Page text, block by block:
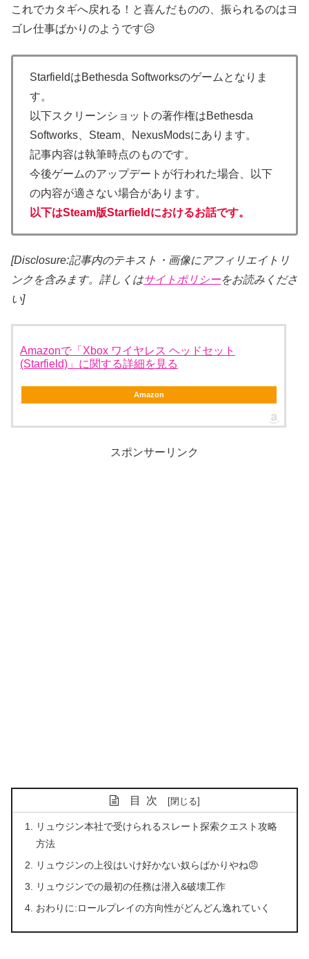
これでカタギへ戻れる！と喜んだものの、振られるのはヨ
ゴレ仕事ばかりのようです😥
StarfieldはBethesda Softworksのゲームとなりま
す。
以下スクリーンショットの著作権はBethesda
Softworks、Steam、NexusModsにあります。
記事内容は執筆時点のものです。
今後ゲームのアップデートが行われた場合、以下
の内容が適さない場合があります。
以下はSteam版Starfieldにおけるお話です。
[Disclosure:記事内のテキスト・画像にアフィリエイトリ
ンクを含みます。詳しくはサイトポリシーをお読みくださ
い]
Amazonで「Xbox ワイヤレス ヘッドセット
(Starfield)」に関する詳細を見る
Amazon
スポンサーリンク
目次
リュウジン本社で受けられるスレート探索クエスト攻略
方法
リュウジンの上役はいけ好かない奴らばかりやね😠
リュウジンでの最初の任務は潜入&破壊工作
おわりに:ロールプレイの方向性がどんどん逸れていく